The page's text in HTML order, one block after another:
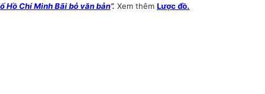
Hồ Chí Minh Bãi bỏ văn bản”. Xem thêm Lược đồ.